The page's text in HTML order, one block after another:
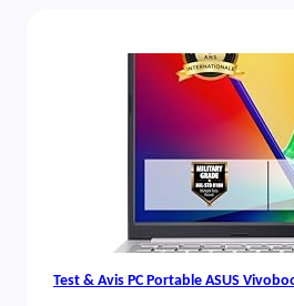
Test & Avis PC Portable ASUS